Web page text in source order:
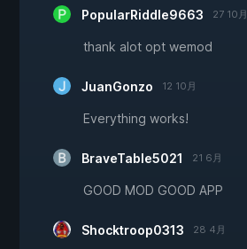
PopularRiddle9663 27 10月
thank alot opt wemod
JuanGonzo 12 10月
Everything works!
BraveTable5021 21 6月
GOOD MOD GOOD APP
Shocktroop0313 28 4月